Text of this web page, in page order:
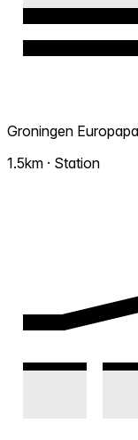
Groningen
1.5km · Station